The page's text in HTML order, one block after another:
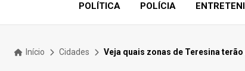
POLÍTICA POLÍCIA
Início Cidades Veja quais zonas de Teresina